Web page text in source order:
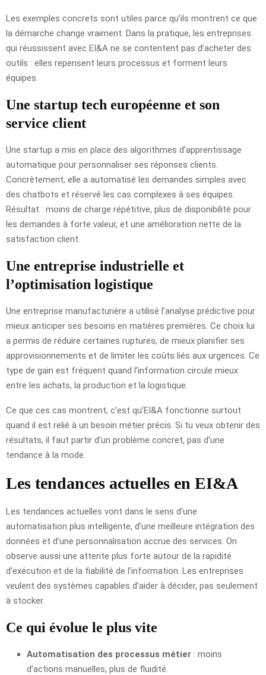
Les exemples concrets sont utiles parce qu’ils montrent ce que
la démarche change vraiment. Dans la pratique, les entreprises
qui réussissent avec EI&A ne se contentent pas d’acheter des
outils : elles repensent leurs processus et forment leurs
équipes.
Une startup tech européenne et son
service client
Une startup a mis en place des algorithmes d’apprentissage
automatique pour personnaliser ses réponses clients.
Concrètement, elle a automatisé les demandes simples avec
des chatbots et réservé les cas complexes à ses équipes.
Résultat : moins de charge répétitive, plus de disponibilité pour
les demandes à forte valeur, et une amélioration nette de la
satisfaction client.
Une entreprise industrielle et
l’optimisation logistique
Une entreprise manufacturière a utilisé l’analyse prédictive pour
mieux anticiper ses besoins en matières premières. Ce choix lui
a permis de réduire certaines ruptures, de mieux planifier ses
approvisionnements et de limiter les coûts liés aux urgences. Ce
type de gain est fréquent quand l’information circule mieux
entre les achats, la production et la logistique.
Ce que ces cas montrent, c’est qu’EI&A fonctionne surtout
quand il est relié à un besoin métier précis. Si tu veux obtenir des
résultats, il faut partir d’un problème concret, pas d’une
tendance à la mode.
Les tendances actuelles en EI&A
Les tendances actuelles vont dans le sens d’une
automatisation plus intelligente, d’une meilleure intégration des
données et d’une personnalisation accrue des services. On
observe aussi une attente plus forte autour de la rapidité
d’exécution et de la fiabilité de l’information. Les entreprises
veulent des systèmes capables d’aider à décider, pas seulement
à stocker.
Ce qui évolue le plus vite
Automatisation des processus métier : moins
d’actions manuelles, plus de fluidité.